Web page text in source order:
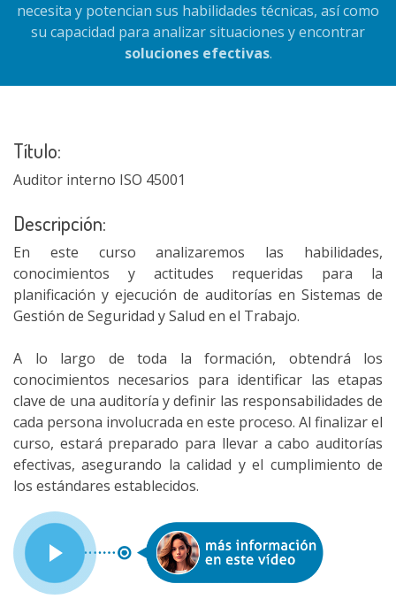
necesita y potencian sus habilidades técnicas, así como
su capacidad para analizar situaciones y encontrar
soluciones efectivas.
Título:
Auditor interno ISO 45001
Descripción:
En este curso analizaremos las habilidades,
conocimientos y actitudes requeridas para la
planificación y ejecución de auditorías en Sistemas de
Gestión de Seguridad y Salud en el Trabajo.
A lo largo de toda la formación, obtendrá los
conocimientos necesarios para identificar las etapas
clave de una auditoría y definir las responsabilidades de
cada persona involucrada en este proceso. Al finalizar el
curso, estará preparado para llevar a cabo auditorías
efectivas, asegurando la calidad y el cumplimiento de
los estándares establecidos.